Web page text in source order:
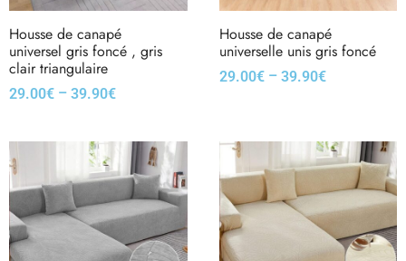
Housse de canapé
universel gris foncé , gris
clair triangulaire
29.00€ – 39.90€
Housse de canapé
universelle unis gris foncé
29.00€– 39.90€